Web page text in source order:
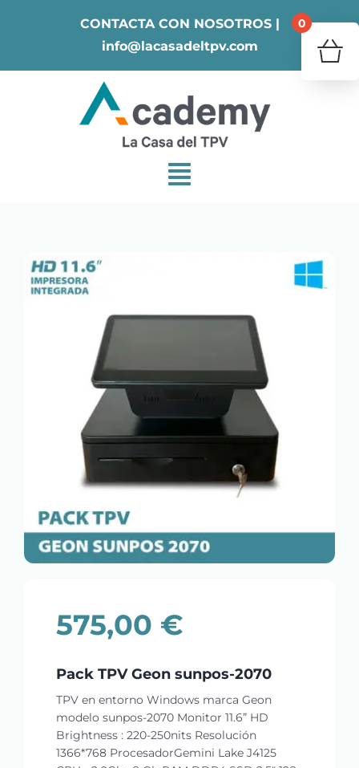
CONTACTA CON NOSOTROS |
info@lacasadeltpv.com
575,00 €
Pack TPV Geon sunpos-2070
TPV en entorno Windows marca Geon
modelo sunpos-2070 Monitor 11.6” HD
Brightness : 220-250nits Resolución
1366*768 ProcesadorGemini Lake J4125
0